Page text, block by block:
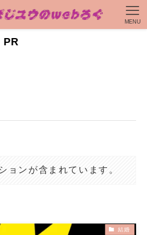
MENU
PR
ョンが含まれています。
結婚